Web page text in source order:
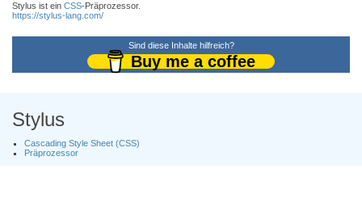
Stylus ist ein CSS-Präprozessor.
https://stylus-lang.com/
Sind diese Inhalte hilfreich?
Buy me a coffee
Stylus
Cascading Style Sheet (CSS)
Präprozessor